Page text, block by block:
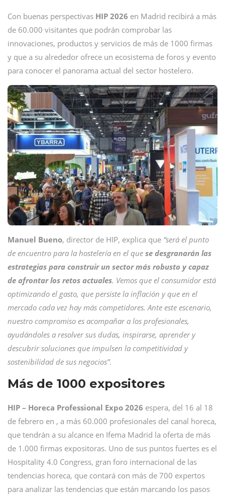
Con buenas perspectivas HIP 2026 en Madrid recibirá a más
de 60.000 visitantes que podrán comprobar las
innovaciones, productos y servicios de más de 1000 firmas
y que a su alrededor ofrece un ecosistema de foros y evento
para conocer el panorama actual del sector hostelero.
Manuel Bueno, director de HIP, explica que “será el punto
de encuentro para la hostelería en el que se desgranarán las
estrategias para construir un sector más robusto y capaz
de afrontar los retos actuales. Vemos que el consumidor está
optimizando el gasto, que persiste la inflación y que en el
mercado cada vez hay más competidores. Ante este escenario,
nuestro compromiso es acompañar a los profesionales,
ayudándoles a resolver sus dudas, inspirarse, aprender y
descubrir soluciones que impulsen la competitividad y
sostenibilidad de sus negocios”.
Más de 1000 expositores
HIP – Horeca Professional Expo 2026 espera, del 16 al 18
de febrero en , a más 60.000 profesionales del canal horeca,
que tendrán a su alcance en Ifema Madrid la oferta de más
de 1.000 firmas expositoras. Uno de sus puntos fuertes es el
Hospitality 4.0 Congress, gran foro internacional de las
tendencias horeca, que contará con más de 700 expertos
para analizar las tendencias que están marcando los pasos